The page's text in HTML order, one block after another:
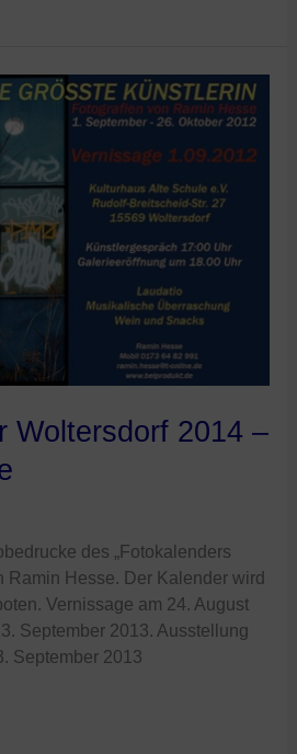
Woltersdorf 2014 –
des „Fotokalenders
Ramin Hesse. Der Kalender wird
Vernissage am 24. August
September 2013. Ausstellung
September 2013